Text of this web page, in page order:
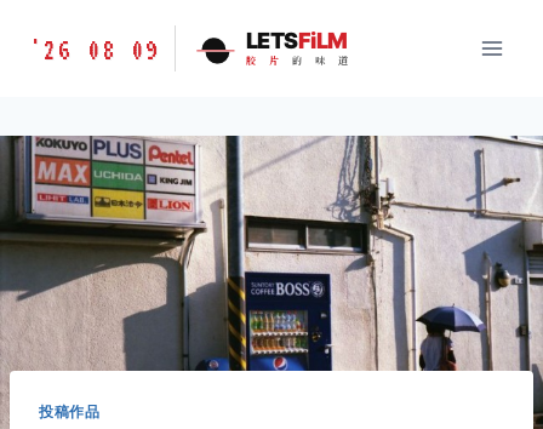
胶
味
道
LETSFILM
'26 08 09 LETSFiLM
胶 片 的 味 道
投稿作品